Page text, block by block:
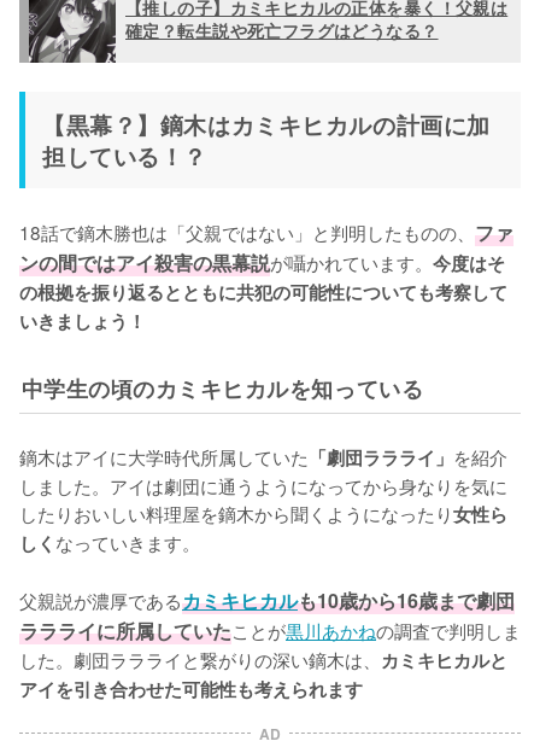
【推しの子】カミキヒカルの正体を暴く！父親は
確定？転生説や死亡フラグはどうなる？
【黒幕？】鏑木はカミキヒカルの計画に加
担している！？
18話で鏑木勝也は「父親ではない」と判明したものの、 ファ
ンの間ではアイ殺害の黒幕説が囁かれています。 今度はそ
の根拠を振り返るとともに共犯の可能性についても考察して
いきましょう！
中学生の頃のカミキヒカルを知っている
鏑木はアイに大学時代所属していた 「劇団ララライ」 を紹介
しました。アイは劇団に通うようになってから身なりを気に
したりおいしい料理屋を鏑木から聞くようになったり女性ら
しく なっていきます。
父親説が濃厚であるカミキヒカルも10歳から16歳まで劇団
ララライに所属していたことが黒川あかねの調査で判明しま
した。劇団ララライと繋がりの深い鏑木は、 カミキヒカルと
アイを引き合わせた可能性も考えられます
AD